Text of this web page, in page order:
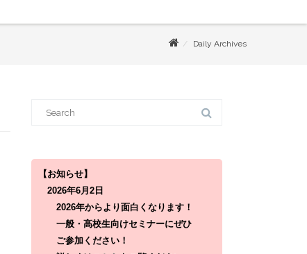
Daily Archives
f
【お知らせ】
2026年6月2日
2026年からより面白くなります！
一般・高校生向けセミナーにぜひ
ご参加ください！